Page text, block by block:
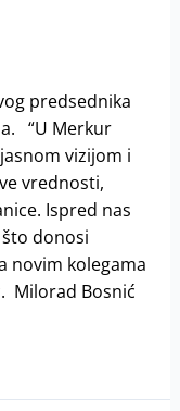
predsednika
“U Merkur
vizijom i
vrednosti,
Ispred nas
donosi
novim kolegama
Milorad Bosnić